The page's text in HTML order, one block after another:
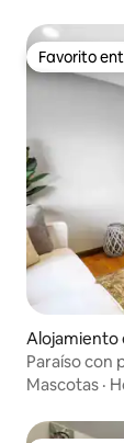
Favorito
Favorito
Alojamiento
Paraíso con
Mascotas ·